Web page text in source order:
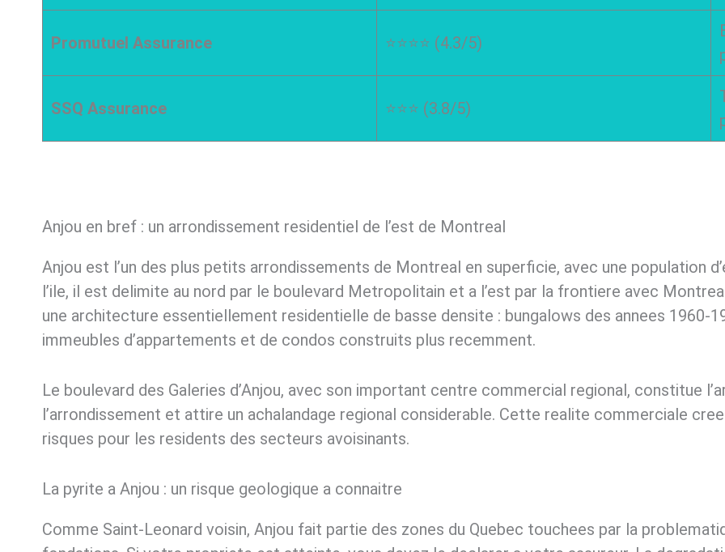
Promutuel Assurance ⭐⭐⭐⭐ (4.3/5)
SSQ Assurance ⭐⭐⭐ (3.8/5)
Anjou en bref : un arrondissement residentiel de l’est de Montreal
Anjou est l’un des plus petits arrondissements de Montreal en superficie, avec une population
l’ile, il est delimite au nord par le boulevard Metropolitain et a l’est par la frontiere avec
une architecture essentiellement residentielle de basse densite : bungalows des annees 1960-
immeubles d’appartements et de condos construits plus recemment.
Le boulevard des Galeries d’Anjou, avec son important centre commercial regional, constitue
l’arrondissement et attire un achalandage regional considerable. Cette realite commerciale
risques pour les residents des secteurs avoisinants.
La pyrite a Anjou : un risque geologique a connaitre
Comme Saint-Leonard voisin, Anjou fait partie des zones du Quebec touchees par la